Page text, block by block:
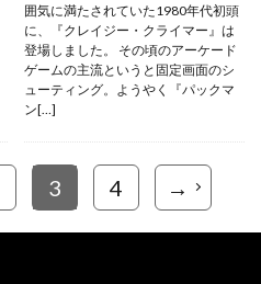
囲気に満たされていた1980年代初頭
に、『クレイジー・クライマー』は
登場しました。 その頃のアーケード
ゲームの主流というと固定画面のシ
ューティング。ようやく『パックマ
ン[…]
3 4 →